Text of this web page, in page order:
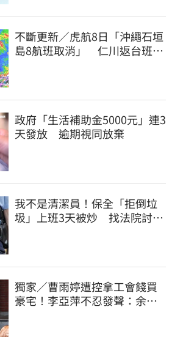
不斷更新／虎航8日「沖繩石垣
島8航班取消」 仁川返台班機
政府「生活補助金5000元」連3
天發放 逾期視同放棄
我不是清潔員！保全「拒倒垃
圾」上班3天被炒 找法院討公
獨家／曹雨婷遭控拿工會錢買
豪宅！李亞萍不忍發聲：余天